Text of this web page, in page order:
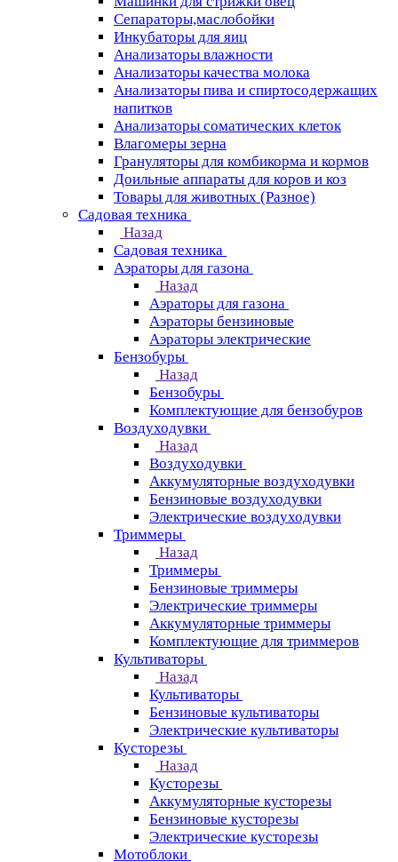
Сепараторы,маслобойки
Инкубаторы для яиц
Анализаторы влажности
Анализаторы качества молока
Анализаторы пива и спиртосодержащих
напитков
Анализаторы соматических клеток
Влагомеры зерна
Грануляторы для комбикорма и кормов
Доильные аппараты для коров и коз
Товары для животных (Разное)
Садовая техника
Назад
Садовая техника
Аэраторы для газона
Назад
Аэраторы для газона
Аэраторы бензиновые
Аэраторы электрические
Бензобуры
Назад
Бензобуры
Комплектующие для бензобуров
Воздуходувки
Назад
Воздуходувки
Аккумуляторные воздуходувки
Бензиновые воздуходувки
Электрические воздуходувки
Триммеры
Назад
Триммеры
Бензиновые триммеры
Электрические триммеры
Аккумуляторные триммеры
Комплектующие для триммеров
Культиваторы
Назад
Культиваторы
Бензиновые культиваторы
Электрические культиваторы
Кусторезы
Назад
Кусторезы
Аккумуляторные кусторезы
Бензиновые кусторезы
Электрические кусторезы
Мотоблоки